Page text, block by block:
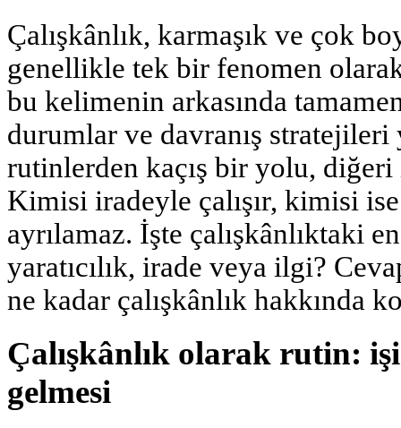
Çalışkânlık, karmaşık ve çok
genellikle tek bir fenomen
bu kelimenin arkasında
durumlar ve davranış
rutinlerden kaçış bir yolu,
Kimisi iradeyle çalışır, kimisi
ayrılamaz. İşte çalışkânlıktaki
yaratıcılık, irade veya ilgi?
ne kadar çalışkânlık hakkında
Çalışkânlık olarak rutin:
gelmesi